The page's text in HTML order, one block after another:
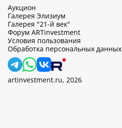
Аукцион
Галерея Элизиум
Галерея "21-й век"
Форум ARTinvestment
Условия пользования
Обработка персональных данных
artinvestment.ru, 2026